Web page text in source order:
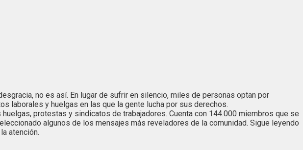
no es así. En lugar de sufrir en silencio, miles de personas optan por
laborales y huelgas en las que la gente lucha por sus derechos.
protestas y sindicatos de trabajadores. Cuenta con 144.000 miembros que se
algunos de los mensajes más reveladores de la comunidad. Sigue leyendo
atención.